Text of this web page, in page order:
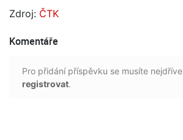
Zdroj: ČTK
Komentáře
Pro přidání příspěvku se musíte nejdříve
registrovat.